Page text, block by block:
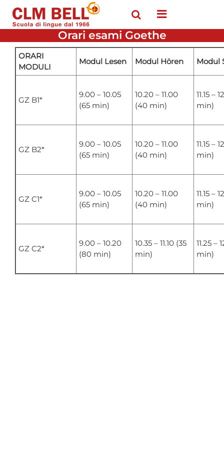
Open menu
Orari esami Goethe
ORARI
MODULI
Modul Lesen Modul Hören Modul
GZ B1*
9.00 – 10.05
(65 min)
10.20 – 11.00
(40 min)
11.15 –
min)
GZ B2*
9.00 – 10.05
(65 min)
10.20 – 11.00
(40 min)
11.15 –
min)
GZ C1*
9.00 – 10.05
(65 min)
10.20 – 11.00
(40 min)
11.15 –
min)
GZ C2*
9.00 – 10.20
(80 min)
10.35 – 11.10 (35
min)
11.25 –
min)